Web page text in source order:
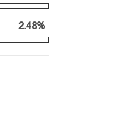
2.48%